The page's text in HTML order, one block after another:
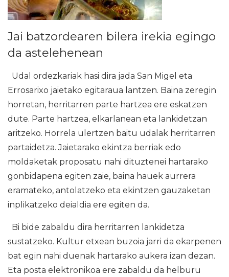
Jai batzordearen bilera irekia egingo
da astelehenean
Udal ordezkariak hasi dira jada San Migel eta
Errosarixo jaietako egitaraua lantzen. Baina zeregin
horretan, herritarren parte hartzea ere eskatzen
dute. Parte hartzea, elkarlanean eta lankidetzan
aritzeko. Horrela ulertzen baitu udalak herritarren
partaidetza. Jaietarako ekintza berriak edo
moldaketak proposatu nahi dituztenei hartarako
gonbidapena egiten zaie, baina hauek aurrera
eramateko, antolatzeko eta ekintzen gauzaketan
inplikatzeko deialdia ere egiten da.
Bi bide zabaldu dira herritarren lankidetza
sustatzeko. Kultur etxean buzoia jarri da ekarpenen
bat egin nahi duenak hartarako aukera izan dezan.
Eta posta elektronikoa ere zabaldu da helburu